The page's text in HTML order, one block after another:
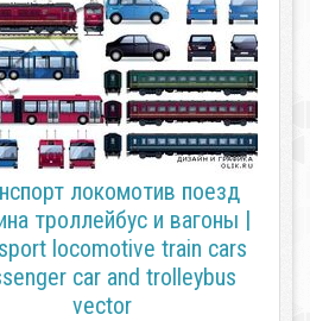
локомотив поезд
троллейбус и вагоны |
locomotive train cars
car and trolleybus
vector